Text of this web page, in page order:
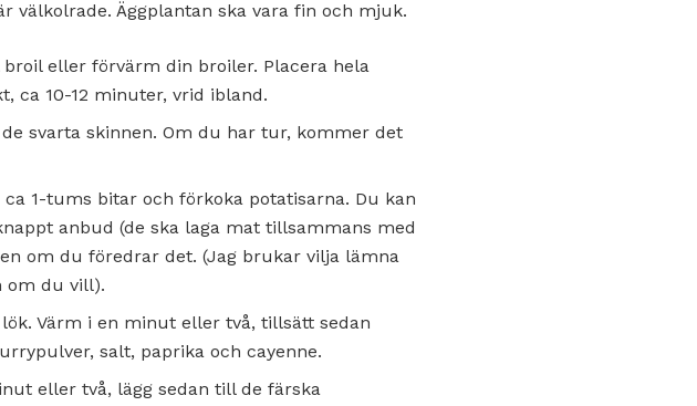
välkolrade. Äggplantan ska vara fin och mjuk.
eller förvärm din broiler. Placera hela
ca 10-12 minuter, vrid ibland.
svarta skinnen. Om du har tur, kommer det
1-tums bitar och förkoka potatisarna. Du kan
anbud (de ska laga mat tillsammans med
om du föredrar det. (Jag brukar vilja lämna
om du vill).
Värm i en minut eller två, tillsätt sedan
salt, paprika och cayenne.
eller två, lägg sedan till de färska